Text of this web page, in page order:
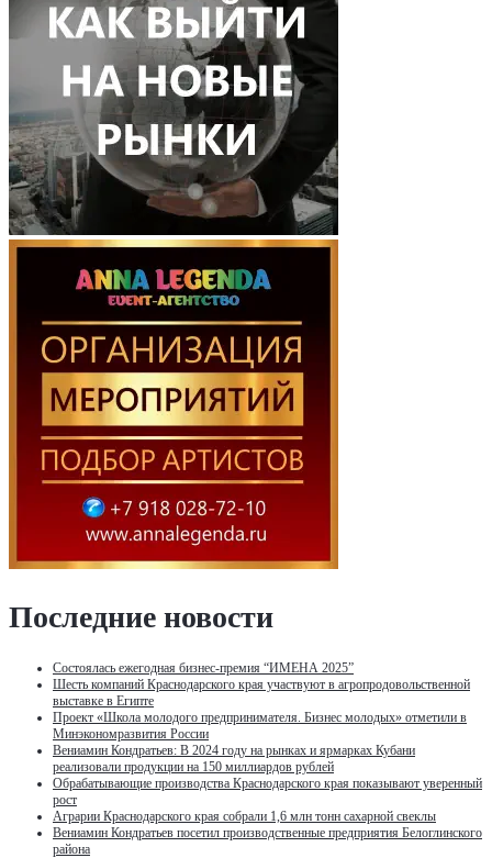
Последние новости
Состоялась ежегодная бизнес-премия “ИМЕНА 2025”
Шесть компаний Краснодарского края участвуют в агропродовольственной
выставке в Египте
Проект «Школа молодого предпринимателя. Бизнес молодых» отметили в
Минэкономразвития России
Вениамин Кондратьев: В 2024 году на рынках и ярмарках Кубани
реализовали продукции на 150 миллиардов рублей
Обрабатывающие производства Краснодарского края показывают уверенный
рост
Аграрии Краснодарского края собрали 1,6 млн тонн сахарной свеклы
Вениамин Кондратьев посетил производственные предприятия Белоглинского
района